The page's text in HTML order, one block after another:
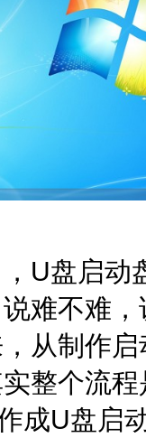
U盘启
难不难
从制作
整个流
成U盘启